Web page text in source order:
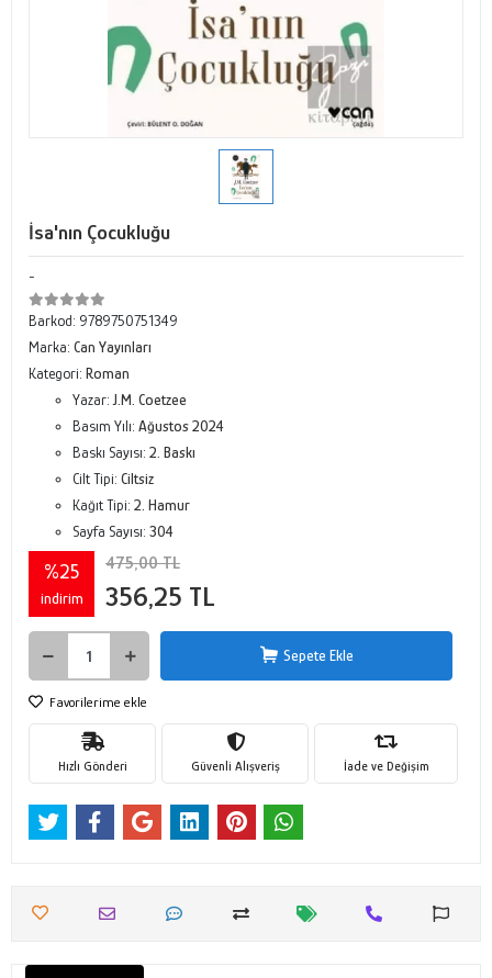
İsa'nın Çocukluğu
-
Barkod: 9789750751349
Marka: Can Yayınları
Kategori: Roman
Yazar: J.M. Coetzee
Basım Yılı: Ağustos 2024
Baskı Sayısı: 2. Baskı
Cilt Tipi: Ciltsiz
Kağıt Tipi: 2. Hamur
Sayfa Sayısı: 304
%25
indirim
475,00 TL
356,25 TL
Sepete Ekle
Favorilerime ekle
Hızlı Gönderi Güvenli Alışveriş İade ve Değişim